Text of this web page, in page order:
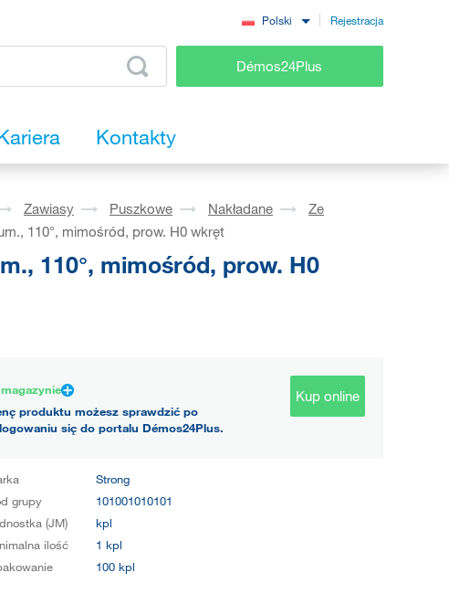
Polski Rejestracja
Démos24Plus
Kontakty
Zawiasy Puszkowe Nakładane
Ze
110°, mimośród, prow. H0 wkręt
110°, mimośród, prow. H0
produktu możesz sprawdzić po
się do portalu Démos24Plus.
Kup online
Strong
grupy
101001010101
(JM)
kpl
ilość
1 kpl
100 kpl